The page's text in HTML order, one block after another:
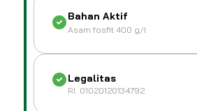
Bahan Aktif
Asam fosfit 400 g/l
Legalitas
RI. 01020120134792